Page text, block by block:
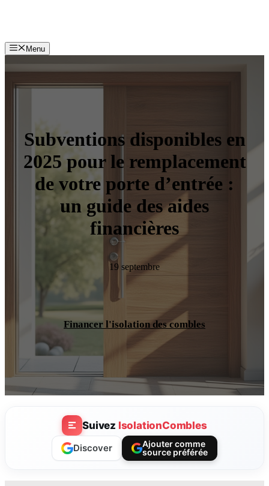
Menu
Subventions disponibles en
2025 pour le remplacement
de votre porte d’entrée :
un guide des aides
financières
19 septembre
Financer l'isolation des combles
Suivez IsolationCombles
Discover
Ajouter comme
source préférée